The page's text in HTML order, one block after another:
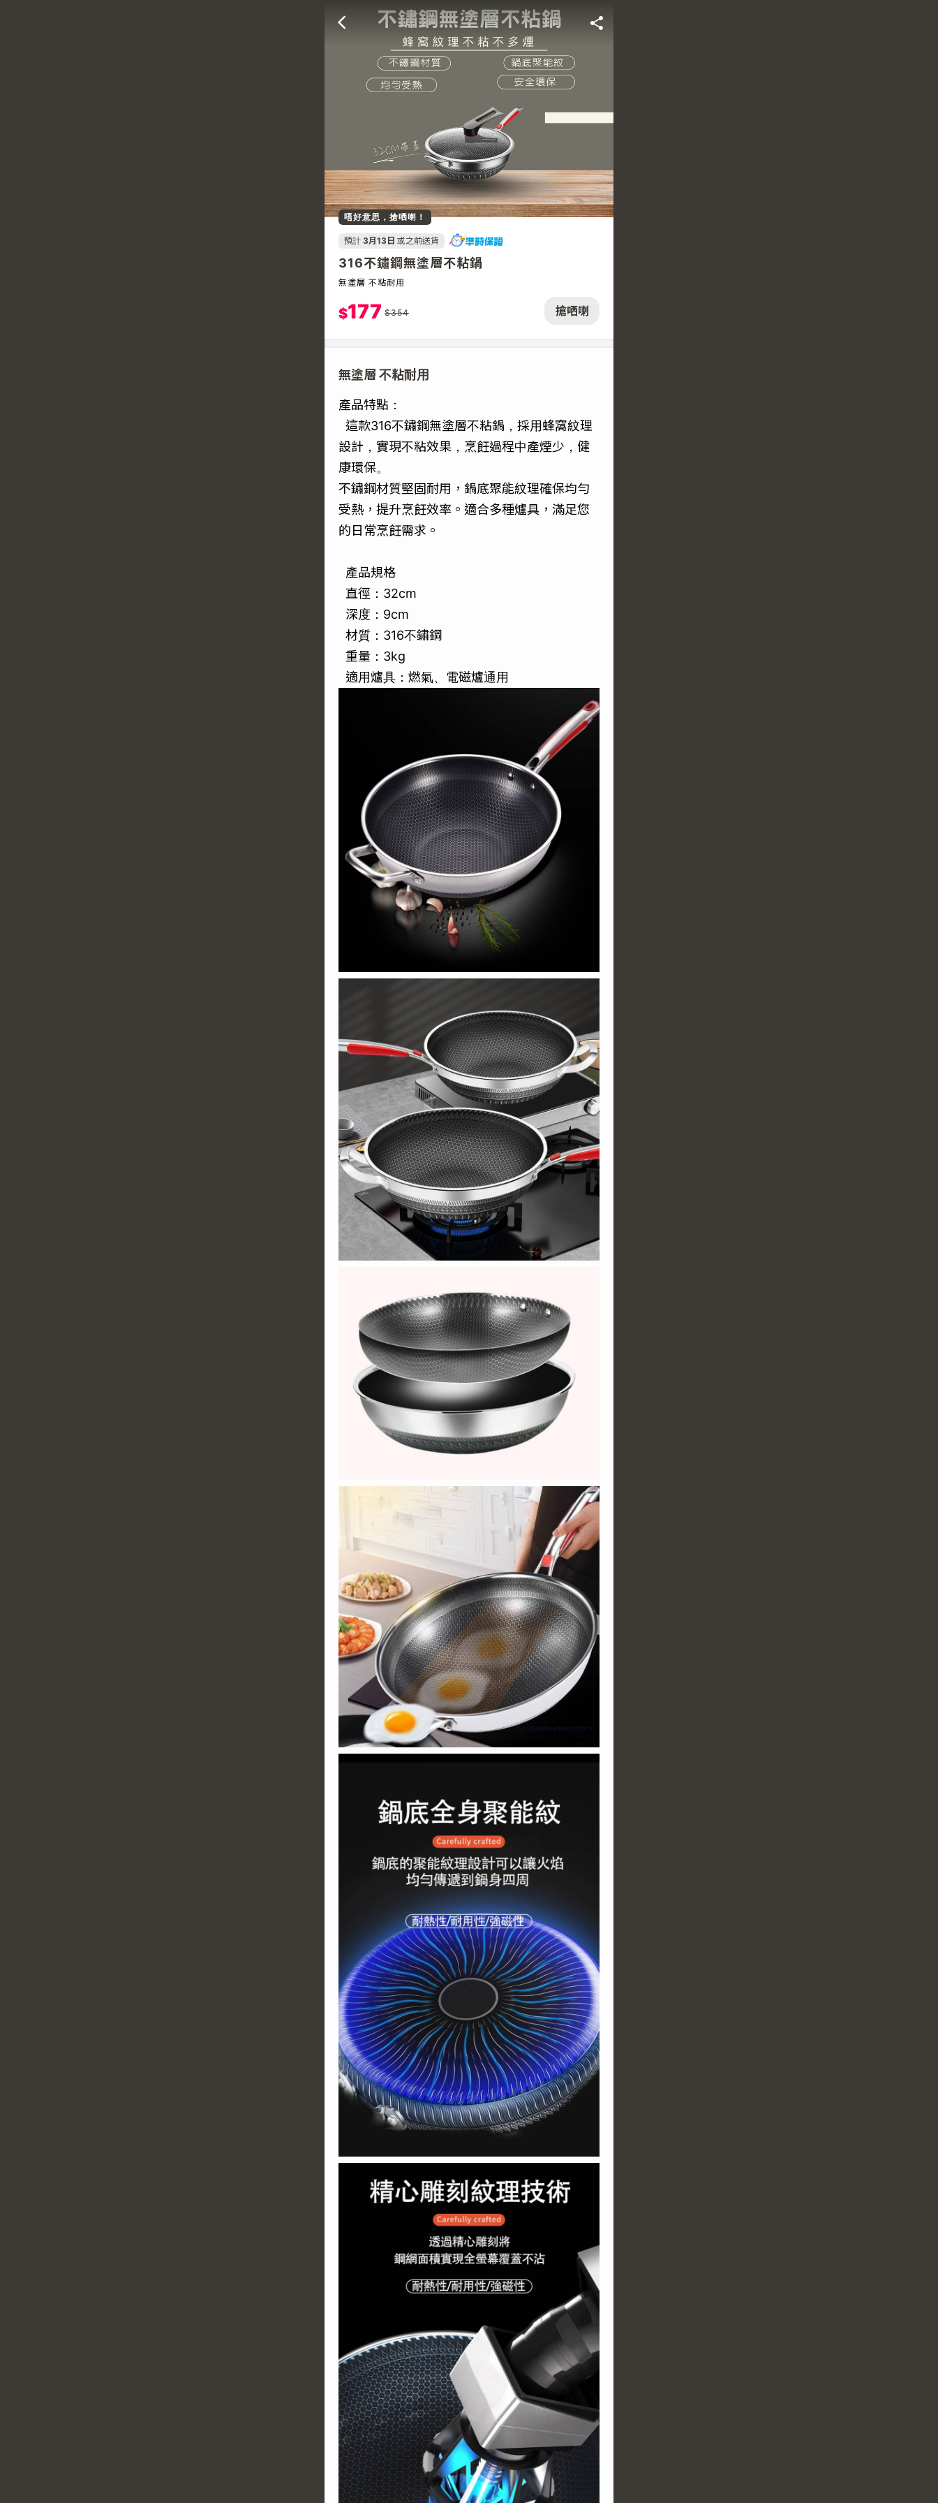
搶哂喇
唔好意思，搶哂喇！
預計 3月13日 或之前送貨
316不鏽鋼無塗層不粘鍋
無塗層 不粘耐用
$177 $354
無塗層 不粘耐用
產品特點：
這款316不鏽鋼無塗層不粘鍋，採用蜂窩紋理
設計，實現不粘效果，烹飪過程中產煙少，健
康環保。
不鏽鋼材質堅固耐用，鍋底聚能紋理確保均勻
受熱，提升烹飪效率。適合多種爐具，滿足您
的日常烹飪需求。
產品規格
直徑：32cm
深度：9cm
材質：316不鏽鋼
重量：3kg
適用爐具：燃氣、電磁爐通用